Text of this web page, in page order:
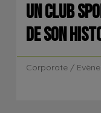
UN CLUB
DE SON
Corporate /